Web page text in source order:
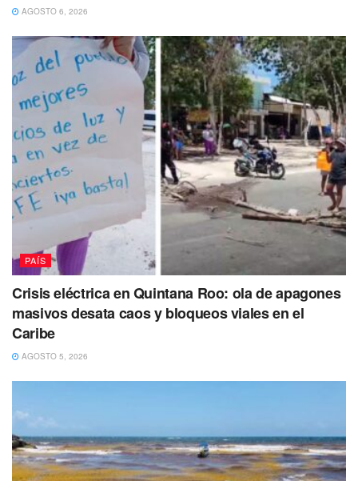
AGOSTO 6, 2026
PAÍS
Crisis eléctrica en Quintana Roo: ola de apagones
masivos desata caos y bloqueos viales en el
Caribe
AGOSTO 5, 2026